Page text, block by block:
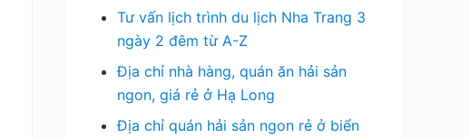
Tư vấn lịch trình du lịch Nha Trang 3
ngày 2 đêm từ A-Z
Địa chỉ nhà hàng, quán ăn hải sản
ngon, giá rẻ ở Hạ Long
Địa chỉ quán hải sản ngon rẻ ở biển